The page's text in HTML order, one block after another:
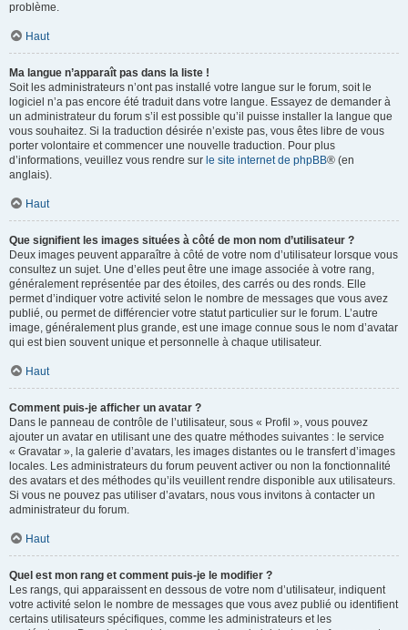
problème.
Haut
Ma langue n’apparaît pas dans la liste !
Soit les administrateurs n’ont pas installé votre langue sur le forum, soit le
logiciel n’a pas encore été traduit dans votre langue. Essayez de demander à
un administrateur du forum s’il est possible qu’il puisse installer la langue que
vous souhaitez. Si la traduction désirée n’existe pas, vous êtes libre de vous
porter volontaire et commencer une nouvelle traduction. Pour plus
d’informations, veuillez vous rendre sur le site internet de phpBB® (en
anglais).
Haut
Que signifient les images situées à côté de mon nom d’utilisateur ?
Deux images peuvent apparaître à côté de votre nom d’utilisateur lorsque vous
consultez un sujet. Une d’elles peut être une image associée à votre rang,
généralement représentée par des étoiles, des carrés ou des ronds. Elle
permet d’indiquer votre activité selon le nombre de messages que vous avez
publié, ou permet de différencier votre statut particulier sur le forum. L’autre
image, généralement plus grande, est une image connue sous le nom d’avatar
qui est bien souvent unique et personnelle à chaque utilisateur.
Haut
Comment puis-je afficher un avatar ?
Dans le panneau de contrôle de l’utilisateur, sous « Profil », vous pouvez
ajouter un avatar en utilisant une des quatre méthodes suivantes : le service
« Gravatar », la galerie d’avatars, les images distantes ou le transfert d’images
locales. Les administrateurs du forum peuvent activer ou non la fonctionnalité
des avatars et des méthodes qu’ils veuillent rendre disponible aux utilisateurs.
Si vous ne pouvez pas utiliser d’avatars, nous vous invitons à contacter un
administrateur du forum.
Haut
Quel est mon rang et comment puis-je le modifier ?
Les rangs, qui apparaissent en dessous de votre nom d’utilisateur, indiquent
votre activité selon le nombre de messages que vous avez publié ou identifient
certains utilisateurs spécifiques, comme les administrateurs et les